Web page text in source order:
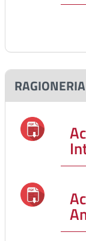
RAGIONERIA